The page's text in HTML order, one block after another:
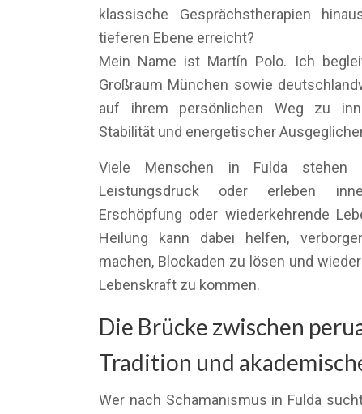
klassische Gesprächstherapien
tieferen Ebene erreicht?
Mein Name ist Martín Polo. Ich
Großraum München sowie
auf ihrem persönlichen Weg zu
Stabilität und energetischer
Viele Menschen in Fulda
Leistungsdruck oder erleben
Erschöpfung oder wiederkehrende
Heilung kann dabei helfen,
machen, Blockaden zu lösen und
Lebenskraft zu kommen.
Die Brücke zwischen
Tradition und
Wer nach Schamanismus in Fulda